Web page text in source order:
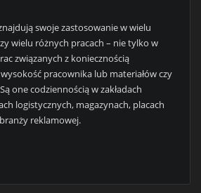
swoje zastosowanie w wielu
wielu różnych pracach – nie tylko w
związanych z koniecznością
pracownika lub materiałów czy
one codziennością w zakładach
logistycznych, magazynach, placach
reklamowej.